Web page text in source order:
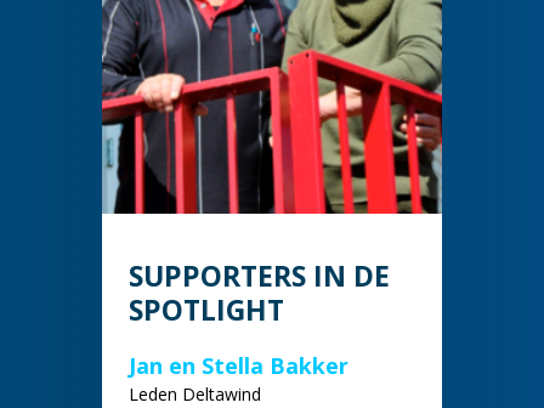
SUPPORTERS IN DE
SPOTLIGHT
Jan en Stella Bakker
Leden Deltawind